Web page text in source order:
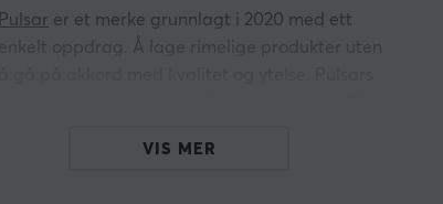
Pulsar er et merke grunnlagt i 2020 med ett
enkelt oppdrag. Å lage rimelige produkter uten
har som mål å bli en av verdens ledende
VIS MER